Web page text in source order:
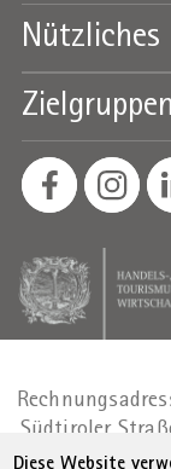
Nützliches
Zielgruppen
Südtiroler